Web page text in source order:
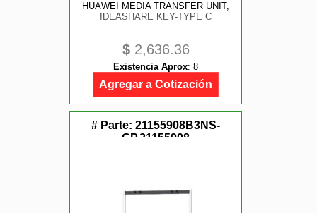
HUAWEI MEDIA TRANSFER UNIT,
IDEASHARE KEY-TYPE C
$2,636.36
Existencia Aprox: 8
Agregar a Cotización
# Parte: 21155908B3NS-
GP,21155908